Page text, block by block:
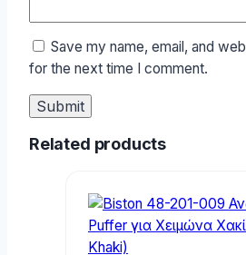
Save my name, email, and
for the next time I comment.
Related products